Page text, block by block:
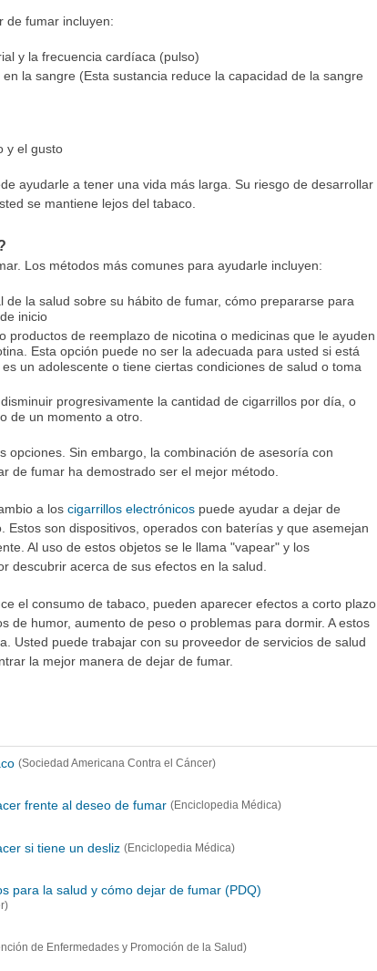
de fumar incluyen:
y la frecuencia cardíaca (pulso)
la sangre (Esta sustancia reduce la capacidad de la sangre
y el gusto
ayudarle a tener una vida más larga. Su riesgo de desarrollar
se mantiene lejos del tabaco.
Los métodos más comunes para ayudarle incluyen:
de la salud sobre su hábito de fumar, cómo prepararse para
inicio
productos de reemplazo de nicotina o medicinas que le ayuden
Esta opción puede no ser la adecuada para usted si está
un adolescente o tiene ciertas condiciones de salud o toma
progresivamente la cantidad de cigarrillos por día, o
de un momento a otro.
opciones. Sin embargo, la combinación de asesoría con
de fumar ha demostrado ser el mejor método.
a los cigarrillos electrónicospuede ayudar a dejar de
Estos son dispositivos, operados con baterías y que asemejan
Al uso de estos objetos se le llama "vapear" y los
descubrir acerca de sus efectos en la salud.
el consumo de tabaco, pueden aparecer efectos a corto plazo
de humor, aumento de peso o problemas para dormir. A estos
Usted puede trabajar con su proveedor de servicios de salud
la mejor manera de dejar de fumar.
(Sociedad Americana Contra el Cáncer)
frente al deseo de fumar (Enciclopedia Médica)
si tiene un desliz (Enciclopedia Médica)
para la salud y cómo dejar de fumar (PDQ)
de Enfermedades y Promoción de la Salud)